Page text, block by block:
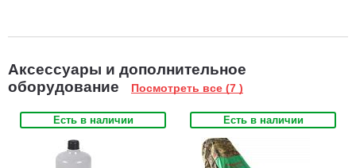
Аксессуары и дополнительное
оборудование
Посмотреть все (7 )
Есть в наличии Есть в наличии